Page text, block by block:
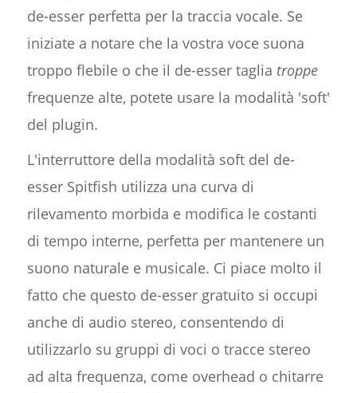
de-esser perfetta per la traccia vocale. Se
iniziate a notare che la vostra voce suona
troppo flebile o che il de-esser taglia troppe
frequenze alte, potete usare la modalità 'soft'
del plugin.
L'interruttore della modalità soft del de-
esser Spitfish utilizza una curva di
rilevamento morbida e modifica le costanti
di tempo interne, perfetta per mantenere un
suono naturale e musicale. Ci piace molto il
fatto che questo de-esser gratuito si occupi
anche di audio stereo, consentendo di
utilizzarlo su gruppi di voci o tracce stereo
ad alta frequenza, come overhead o chitarre